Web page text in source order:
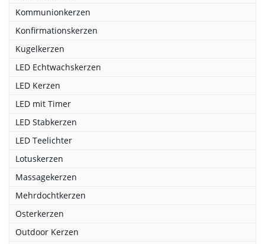
Kommunionkerzen
Konfirmationskerzen
Kugelkerzen
LED Echtwachskerzen
LED Kerzen
LED mit Timer
LED Stabkerzen
LED Teelichter
Lotuskerzen
Massagekerzen
Mehrdochtkerzen
Osterkerzen
Outdoor Kerzen